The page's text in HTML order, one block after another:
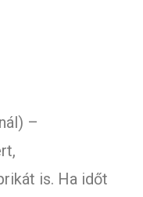
–
is. Ha időt